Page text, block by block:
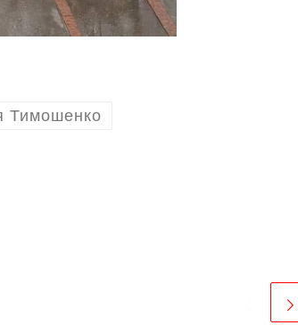
Тимошенко